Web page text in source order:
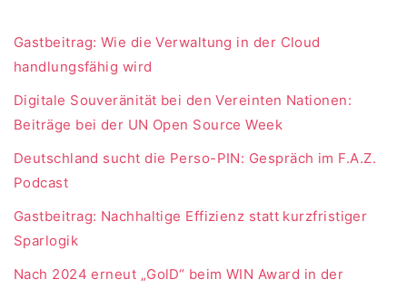
Gastbeitrag: Wie die Verwaltung in der Cloud
handlungsfähig wird
Digitale Souveränität bei den Vereinten Nationen:
Beiträge bei der UN Open Source Week
Deutschland sucht die Perso-PIN: Gespräch im F.A.Z.
Podcast
Gastbeitrag: Nachhaltige Effizienz statt kurzfristiger
Sparlogik
Nach 2024 erneut „GolD“ beim WIN Award in der